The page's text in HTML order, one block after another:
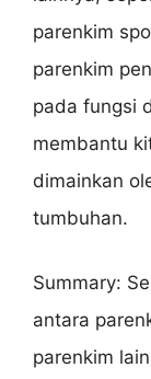
parenkim
parenkim
pada fungsi
membantu
dimainkan
tumbuhan.
Summary:
antara
parenkim